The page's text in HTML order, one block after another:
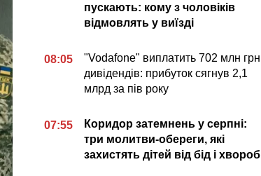
пускають: кому з чоловіків
відмовлять у виїзді
08:05
"Vodafone" виплатить 702 млн грн
дивідендів: прибуток сягнув 2,1
млрд за пів року
07:55
Коридор затемнень у серпні:
три молитви-обереги, які
захистять дітей від бід і хвороб